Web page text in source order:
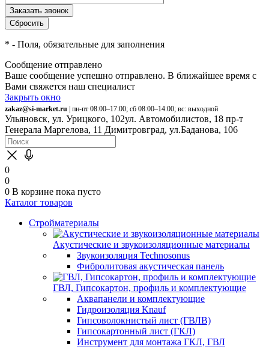
* - Поля, обязательные для заполнения
Сообщение отправлено
Ваше сообщение успешно отправлено. В ближайшее время с
Вами свяжется наш специалист
Закрыть окно
zakaz@si-market.ru | пн-пт 08:00–17:00; сб 08:00–14:00; вс: выходной
Ульяновск, ул. Урицкого, 102ул. Автомобилистов, 18 пр-т
Генерала Маргелова, 11 Димитровград, ул.Баданова, 106
0
0
0 В корзине пока пусто
Каталог товаров
Стройматериалы
Акустические и звукоизоляционные материалы
Звукоизоляция Technosonus
Фибролитовая акустическая панель
ГВЛ, Гипсокартон, профиль и комплектующие
Аквапанели и комплектующие
Гидроизоляция Knauf
Гипсоволокнистый лист (ГВЛВ)
Гипсокартонный лист (ГКЛ)
Инструмент для монтажа ГКЛ, ГВЛ